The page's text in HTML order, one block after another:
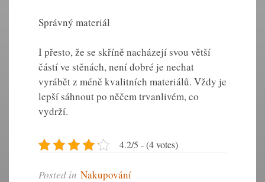
Správný materiál
I přesto, že se skříně nacházejí svou větší
částí ve stěnách, není dobré je nechat
vyrábět z méně kvalitních materiálů. Vždy je
lepší sáhnout po něčem trvanlivém, co
vydrží.
4.2/5 - (4 votes)
Posted in Nakupování